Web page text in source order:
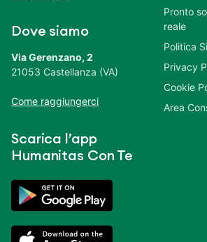
Dove siamo
Via Gerenzano, 2
21053 Castellanza (VA)
Come raggiungerci
Scarica l’app
Humanitas Con Te
Pronto
reale
Politica
Privacy
Cookie
Area